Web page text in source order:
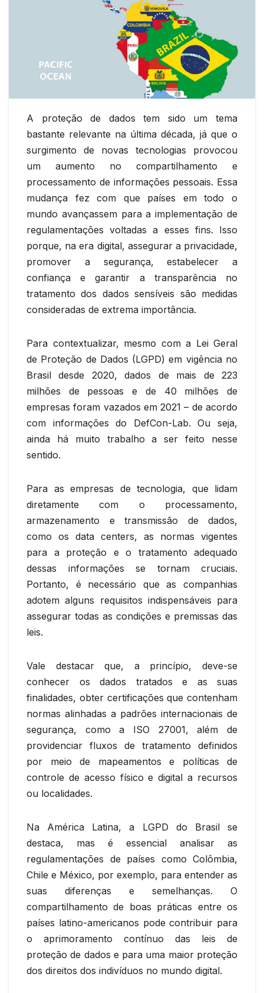
A proteção de dados tem sido um tema
bastante relevante na última década, já que o
surgimento de novas tecnologias provocou
um aumento no compartilhamento e
processamento de informações pessoais. Essa
mudança fez com que países em todo o
mundo avançassem para a implementação de
regulamentações voltadas a esses fins. Isso
porque, na era digital, assegurar a privacidade,
promover a segurança, estabelecer a
confiança e garantir a transparência no
tratamento dos dados sensíveis são medidas
consideradas de extrema importância.
Para contextualizar, mesmo com a Lei Geral
de Proteção de Dados (LGPD) em vigência no
Brasil desde 2020, dados de mais de 223
milhões de pessoas e de 40 milhões de
empresas foram vazados em 2021 – de acordo
com informações do DefCon-Lab. Ou seja,
ainda há muito trabalho a ser feito nesse
sentido.
Para as empresas de tecnologia, que lidam
diretamente com o processamento,
armazenamento e transmissão de dados,
como os data centers, as normas vigentes
para a proteção e o tratamento adequado
dessas informações se tornam cruciais.
Portanto, é necessário que as companhias
adotem alguns requisitos indispensáveis para
assegurar todas as condições e premissas das
leis.
Vale destacar que, a princípio, deve-se
conhecer os dados tratados e as suas
finalidades, obter certificações que contenham
normas alinhadas a padrões internacionais de
segurança, como a ISO 27001, além de
providenciar fluxos de tratamento definidos
por meio de mapeamentos e políticas de
controle de acesso físico e digital a recursos
ou localidades.
Na América Latina, a LGPD do Brasil se
destaca, mas é essencial analisar as
regulamentações de países como Colômbia,
Chile e México, por exemplo, para entender as
suas diferenças e semelhanças. O
compartilhamento de boas práticas entre os
países latino-americanos pode contribuir para
o aprimoramento contínuo das leis de
proteção de dados e para uma maior proteção
dos direitos dos indivíduos no mundo digital.